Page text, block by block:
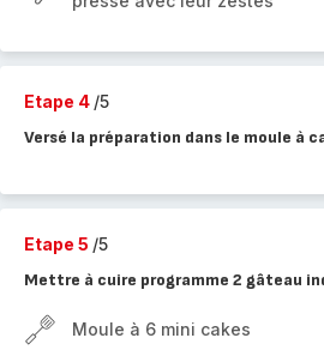
Etape 4 /5
Versé la préparation dans le moule à
Etape 5 /5
Mettre à cuire programme 2 gâteau
Moule à 6 mini cakes